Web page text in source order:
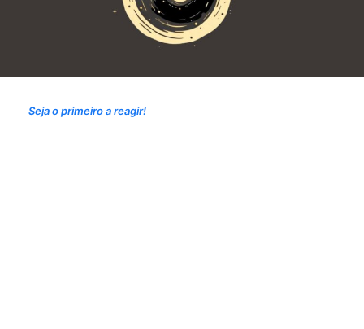
Seja o primeiro a reagir!